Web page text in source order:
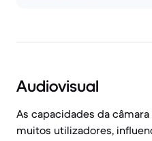
Audiovisual
As capacidades da
muitos utilizadores,